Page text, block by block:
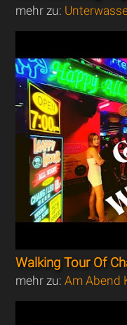
mehr zu:
Walking Tour Of
mehr zu:Am Abend